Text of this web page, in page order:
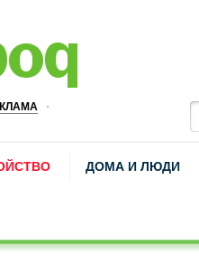
ДОМА И ЛЮДИ